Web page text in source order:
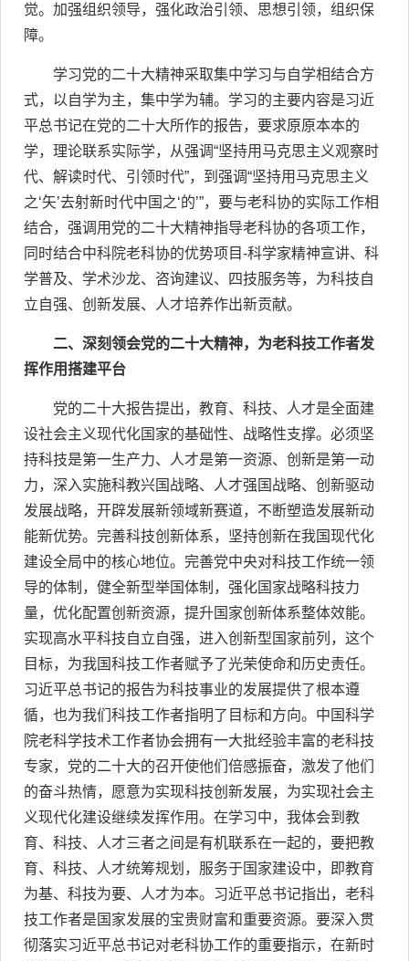
觉。加强组织领导，强化政治引领、思想引领，组织保
障。
学习党的二十大精神采取集中学习与自学相结合方
式，以自学为主，集中学为辅。学习的主要内容是习近
平总书记在党的二十大所作的报告，要求原原本本的
学，理论联系实际学，从强调“坚持用马克思主义观察时
代、解读时代、引领时代”，到强调“坚持用马克思主义
之‘矢’去射新时代中国之‘的’”，要与老科协的实际工作相
结合，强调用党的二十大精神指导老科协的各项工作，
同时结合中科院老科协的优势项目-科学家精神宣讲、科
学普及、学术沙龙、咨询建议、四技服务等，为科技自
立自强、创新发展、人才培养作出新贡献。
二、深刻领会党的二十大精神，为老科技工作者发
挥作用搭建平台
党的二十大报告提出，教育、科技、人才是全面建
设社会主义现代化国家的基础性、战略性支撑。必须坚
持科技是第一生产力、人才是第一资源、创新是第一动
力，深入实施科教兴国战略、人才强国战略、创新驱动
发展战略，开辟发展新领域新赛道，不断塑造发展新动
能新优势。完善科技创新体系，坚持创新在我国现代化
建设全局中的核心地位。完善党中央对科技工作统一领
导的体制，健全新型举国体制，强化国家战略科技力
量，优化配置创新资源，提升国家创新体系整体效能。
实现高水平科技自立自强，进入创新型国家前列，这个
目标，为我国科技工作者赋予了光荣使命和历史责任。
习近平总书记的报告为科技事业的发展提供了根本遵
循，也为我们科技工作者指明了目标和方向。中国科学
院老科学技术工作者协会拥有一大批经验丰富的老科技
专家，党的二十大的召开使他们倍感振奋，激发了他们
的奋斗热情，愿意为实现科技创新发展，为实现社会主
义现代化建设继续发挥作用。在学习中，我体会到教
育、科技、人才三者之间是有机联系在一起的，要把教
育、科技、人才统筹规划，服务于国家建设中，即教育
为基、科技为要、人才为本。习近平总书记指出，老科
技工作者是国家发展的宝贵财富和重要资源。要深入贯
彻落实习近平总书记对老科协工作的重要指示，在新时